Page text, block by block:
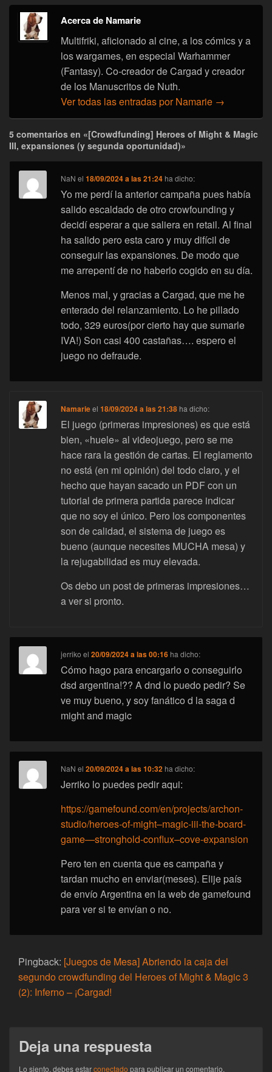
Acerca de Namarie
Multifriki, aficionado al cine, a los cómics y a
los wargames, en especial Warhammer
(Fantasy). Co-creador de Cargad y creador
de los Manuscritos de Nuth.
Ver todas las entradas por Namarie →
5 comentarios en «[Crowdfunding] Heroes of Might & Magic
III, expansiones (y segunda oportunidad)»
NaN el18/09/2024 a las 21:24 ha dicho:
Yo me perdí la anterior campaña pues había
salido escaldado de otro crowfounding y
decidí esperar a que saliera en retail. Al final
ha salido pero esta caro y muy difícil de
conseguir las expansiones. De modo que
me arrepentí de no haberlo cogido en su día.
Menos mal, y gracias a Cargad, que me he
enterado del relanzamiento. Lo he pillado
todo, 329 euros(por cierto hay que sumarle
IVA!) Son casi 400 castañas…. espero el
juego no defraude.
Namarieel18/09/2024 a las 21:38 ha dicho:
El juego (primeras impresiones) es que está
bien, «huele» al videojuego, pero se me
hace rara la gestión de cartas. El reglamento
no está (en mi opinión) del todo claro, y el
hecho que hayan sacado un PDF con un
tutorial de primera partida parece indicar
que no soy el único. Pero los componentes
son de calidad, el sistema de juego es
bueno (aunque necesites MUCHA mesa) y
la rejugabilidad es muy elevada.
Os debo un post de primeras impresiones…
a ver si pronto.
jerriko el20/09/2024 a las 00:16 ha dicho:
Cómo hago para encargarlo o conseguirlo
dsd argentina!?? A dnd lo puedo pedir? Se
ve muy bueno, y soy fanático d la saga d
might and magic
NaN el20/09/2024 a las 10:32 ha dicho:
Jerriko lo puedes pedir aqui:
https://gamefound.com/en/projects/archon-
studio/heroes-of-might–magic-iii-the-board-
game—stronghold-conflux–cove-expansion
Pero ten en cuenta que es campaña y
tardan mucho en enviar(meses). Elije país
de envío Argentina en la web de gamefound
para ver si te envían o no.
Pingback: [Juegos de Mesa] Abriendo la caja del
segundo crowdfunding del Heroes of Might & Magic 3
(2): Inferno – ¡Cargad!
Deja una respuesta
Lo siento, debes estarconectado para publicar un comentario.